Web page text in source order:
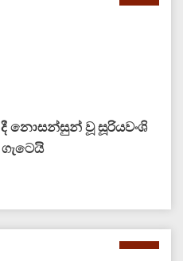
නොසන්සුන් වූ සූරියවංශි